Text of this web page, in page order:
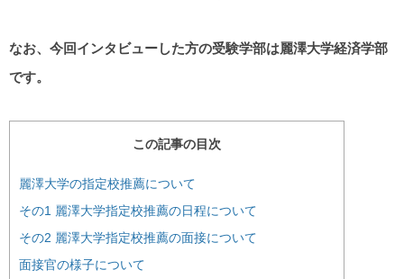
なお、今回インタビューした方の受験学部は麗澤大学経済学部
です。
この記事の目次
麗澤大学の指定校推薦について
その1 麗澤大学指定校推薦の日程について
その2 麗澤大学指定校推薦の面接について
面接官の様子について